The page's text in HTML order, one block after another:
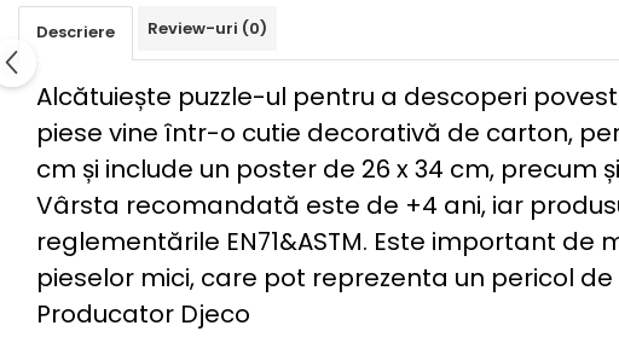
Descriere Review-uri (0)
Alcătuiește puzzle-ul pentru a descoperi
piese vine într-o cutie decorativă de carton,
cm și include un poster de 26 x 34 cm,
Vârsta recomandată este de +4 ani, iar
reglementările EN71&ASTM. Este important
pieselor mici, care pot reprezenta un pericol
Producator Djeco